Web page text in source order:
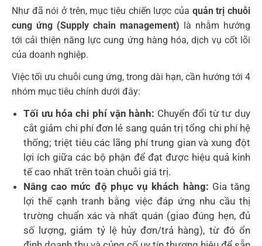
Như đã nói ở trên, mục tiêu chiến lược của quản trị chuỗi
cung ứng (Supply chain management) là nhằm hướng
tới cải thiện năng lực cung ứng hàng hóa, dịch vụ cốt lõi
của doanh nghiệp.
Việc tối ưu chuỗi cung ứng, trong dài hạn, cần hướng tới 4
nhóm mục tiêu chính dưới đây:
Tối ưu hóa chi phí vận hành: Chuyển đổi từ tư duy
cắt giảm chi phí đơn lẻ sang quản trị tổng chi phí hệ
thống; triệt tiêu các lãng phí trung gian và xung đột
lợi ích giữa các bộ phận để đạt được hiệu quả kinh
tế cao nhất trên toàn chuỗi giá trị.
Nâng cao mức độ phục vụ khách hàng: Gia tăng
lợi thế cạnh tranh bằng việc đáp ứng nhu cầu thị
trường chuẩn xác và nhất quán (giao đúng hẹn, đủ
số lượng, giảm tỷ lệ hủy đơn/trả hàng), từ đó ổn